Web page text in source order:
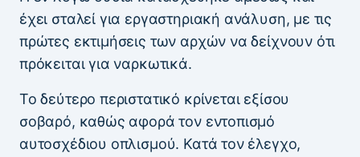
έχει σταλεί για εργαστηριακή ανάλυση, με τις
πρώτες εκτιμήσεις των αρχών να δείχνουν ότι
πρόκειται για ναρκωτικά.
Το δεύτερο περιστατικό κρίνεται εξίσου
σοβαρό, καθώς αφορά τον εντοπισμό
αυτοσχέδιου οπλισμού. Κατά τον έλεγχο,